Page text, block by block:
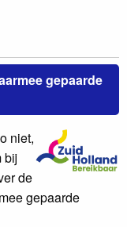
gepaarde
niet,
bij
de
gepaarde